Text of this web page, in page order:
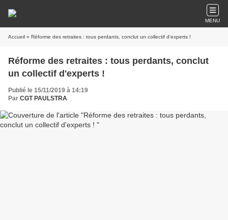
MENU
Accueil » Réforme des retraites : tous perdants, conclut un collectif d'experts !
Réforme des retraites : tous perdants, conclut
un collectif d'experts !
Publié le 15/11/2019 à 14:19
Par CGT PAULSTRA